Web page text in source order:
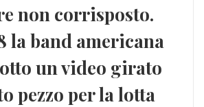
non corrisposto.
la band americana
unvideo girato
pezzo per la lotta